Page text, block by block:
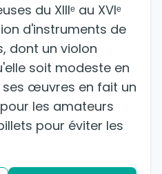
du XIIIᵉ au XVIᵉ
d'instruments de
dont un violon
soit modeste en
ses œuvres en fait un
les amateurs
pour éviter les